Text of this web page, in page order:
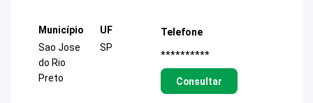
Município
Sao Jose
do Rio
Preto
UF
SP
Telefone
**********
Consultar